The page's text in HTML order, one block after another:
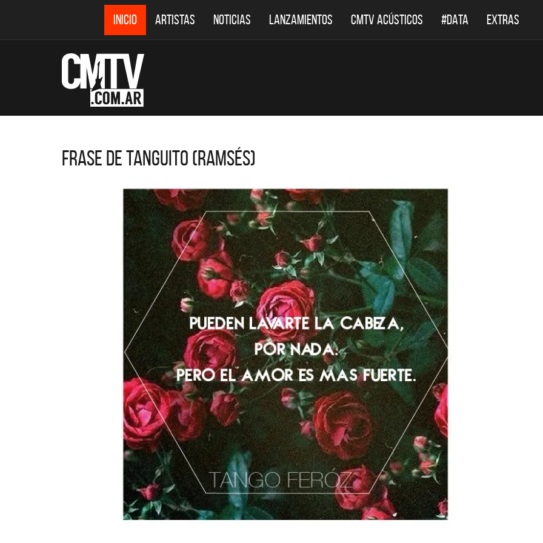
INICIO ARTISTAS NOTICIAS LANZAMIENTOS CMTV ACÚSTICOS #DATA EXTRAS
Frase de Tanguito (Ramsés)
DESTACADOS
CMTV ACÚSTICOS
La colección completa de los CMTV
Acústicos. Todos los meses se suman
nuevos artistas.